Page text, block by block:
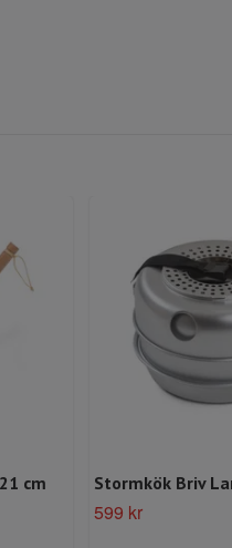
cm Stormkök Briv
599 kr